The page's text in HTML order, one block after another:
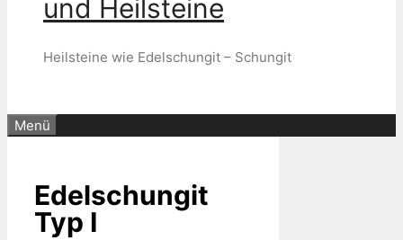
und Heilsteine
Heilsteine wie Edelschungit – Schungit
Menü
Edelschungit
Typ I